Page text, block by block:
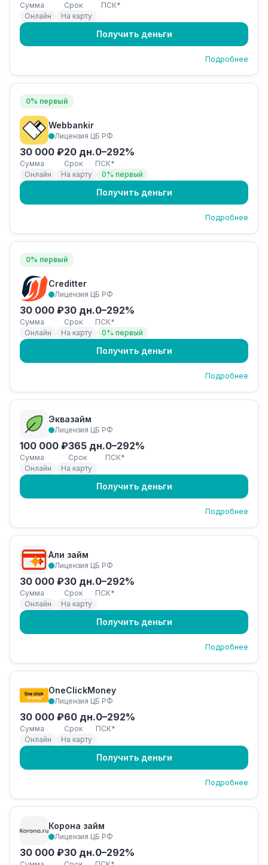
Сумма Срок
ПСК*
Онлайн
На карту
Получить деньги
Подробнее
0% первый
Webbankir
Лицензия ЦБ РФ
30 000 ₽
Сумма
20 дн.
Срок
0–292%
ПСК*
Онлайн
На карту 0% первый
Получить деньги
Подробнее
0% первый
Creditter
Лицензия ЦБ РФ
30 000 ₽
Сумма
30 дн.
Срок
0–292%
ПСК*
Онлайн
На карту 0% первый
Получить деньги
Подробнее
Эквазайм
Лицензия ЦБ РФ
100 000 ₽
Сумма
365 дн.
Срок
0–292%
ПСК*
Онлайн
На карту
Получить деньги
Подробнее
Али займ
Лицензия ЦБ РФ
30 000 ₽
Сумма
30 дн.
Срок
0–292%
ПСК*
Онлайн
На карту
Получить деньги
Подробнее
OneClickMoney
Лицензия ЦБ РФ
30 000 ₽
Сумма
60 дн.
Срок
0–292%
ПСК*
Онлайн
На карту
Получить деньги
Подробнее
Корона займ
Лицензия ЦБ РФ
30 000 ₽30 дн.0–292%